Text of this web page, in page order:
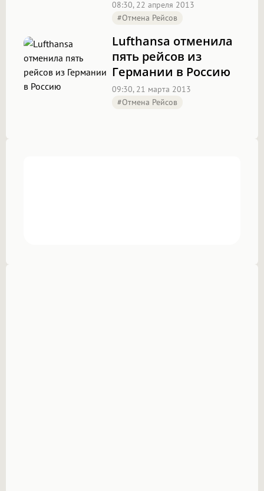
08:30, 22 апреля 2013
#отмена Рейсов
Lufthansa отменила
пять рейсов из
Германии в Россию
09:30, 21 марта 2013
#отмена Рейсов